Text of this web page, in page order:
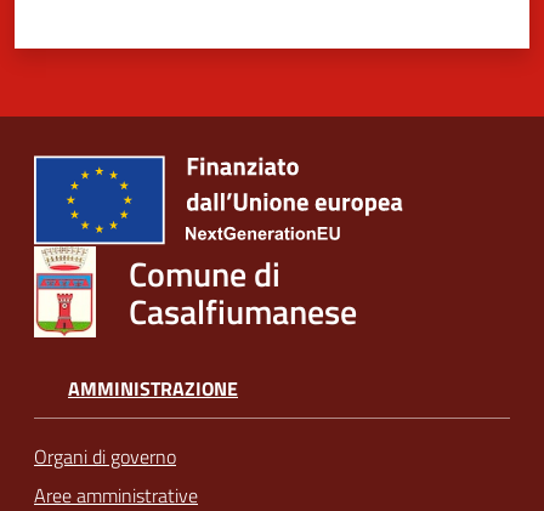
Comune di
Casalfiumanese
AMMINISTRAZIONE
Organi di governo
Aree amministrative